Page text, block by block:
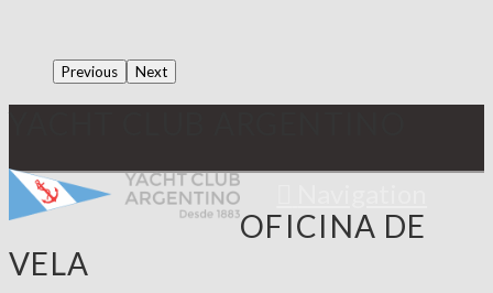
Previous Next
OFICINA DE
VELA